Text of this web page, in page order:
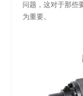
问题，这对于那些
为重要。